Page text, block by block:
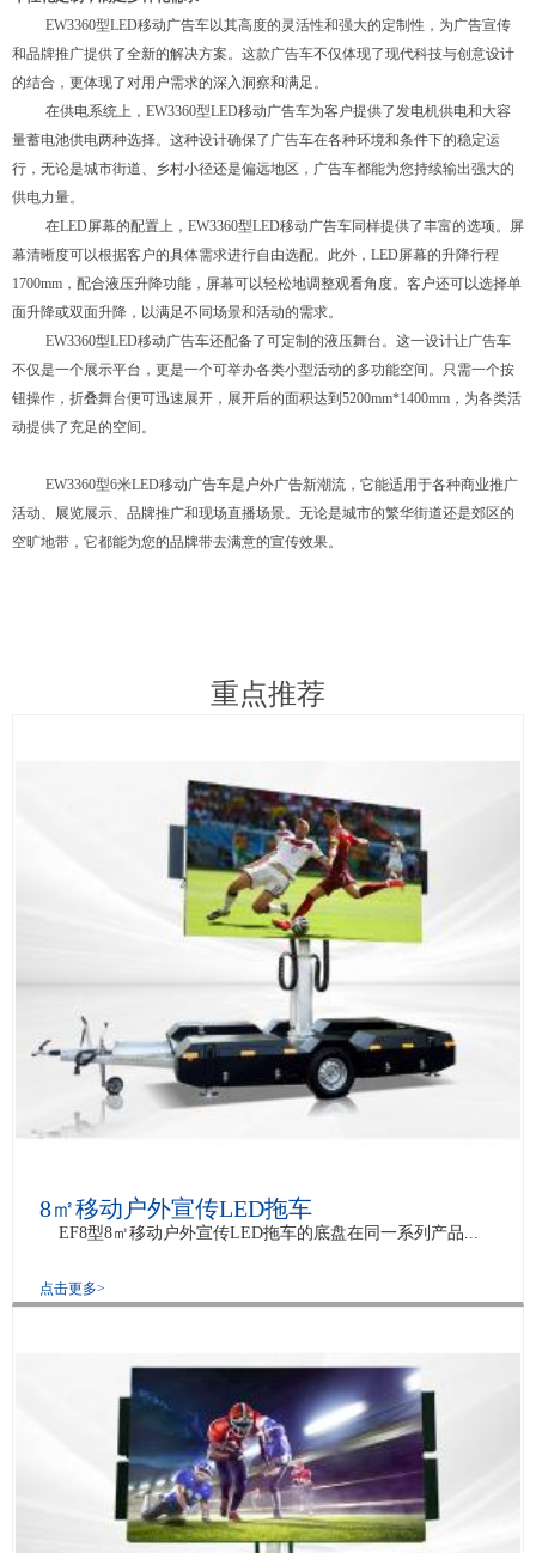
EW3360型LED移动广告车以其高度的灵活性和强大的定制性，为广告宣传
和品牌推广提供了全新的解决方案。这款广告车不仅体现了现代科技与创意设计
的结合，更体现了对用户需求的深入洞察和满足。
在供电系统上， EW3360型LED移动广告车为客户提供了发电机供电和大容
量蓄电池供电两种选择。这种设计确保了广告车在各种环境和条件下的稳定运
行，无论是城市街道、乡村小径还是偏远地区，广告车都能为您持续输出强大的
供电力量。
在LED屏幕的配置上，EW3360型LED移动广告车同样提供了丰富的选项。屏
幕清晰度可以根据客户的具体需求进行自由选配。 此外， LED屏幕的升降行程
1700mm，配合液压升降功能，屏幕可以轻松地调整观看角度。客户还可以选择单
面升降或双面升降，以满足不同场景和活动的需求。
EW3360型LED移动广告车还配备了可定制的液压舞台。这一设计让广告车
不仅是一个展示平台，更是一个可举办各类小型活动的多功能空间。只需一个按
钮操作，折叠舞台便可迅速展开，展开后的面积达到5200mm*1400mm，为各类活
动提供了充足的空间。
EW3360型6米LED移动广告车是户外广告新潮流，它能适用于各种商业推广
活动、展览展示、品牌推广和现场直播场景。无论是城市的繁华街道还是郊区的
空旷地带，它都能为您的品牌带去满意的宣传效果。
重点推荐
8㎡移动户外宣传LED拖车
EF8型8㎡移动户外宣传LED拖车的底盘在同一系列产品...
点击更多>